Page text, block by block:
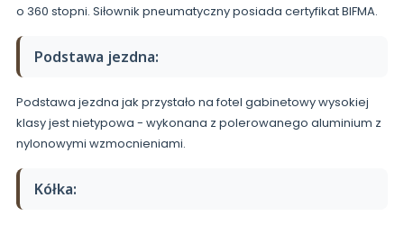
o 360 stopni. Siłownik pneumatyczny posiada certyfikat BIFMA.
Podstawa jezdna:
Podstawa jezdna jak przystało na fotel gabinetowy wysokiej
klasy jest nietypowa - wykonana z polerowanego aluminium z
nylonowymi wzmocnieniami.
Kółka: